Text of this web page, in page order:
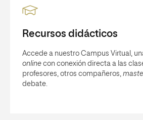
Recursos didácticos
Accede a nuestro Campus Virtual,
online con conexión directa a las
profesores, otros compañeros,
debate.